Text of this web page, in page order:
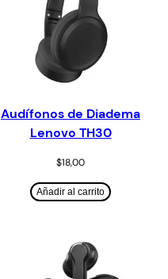
Audífonos de Diadema
Lenovo TH30
$18,00
Añadir al carrito